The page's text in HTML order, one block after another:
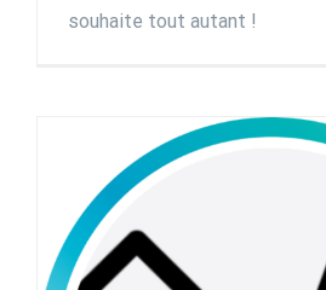
souhaite tout autant !